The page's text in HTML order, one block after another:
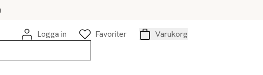
Logga in
Favoriter
Varukorg